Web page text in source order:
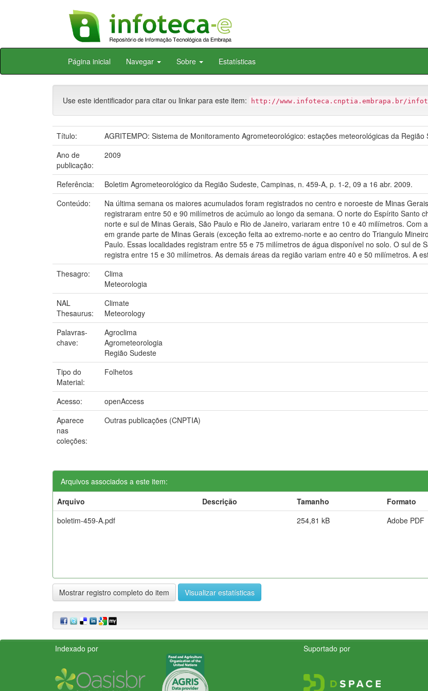
Skip
Página inicial Navegar Sobre Estatísticas
Use este identificador para citar ou linkar para este item: http://www.infoteca.cnptia.embrapa.br/
Título:
AGRITEMPO: Sistema de Monitoramento Agrometeorológico: estações meteorológicas da Região
Ano de
publicação:
2009
Referência:
Boletim Agrometeorológico da Região Sudeste, Campinas, n. 459-A, p. 1-2, 09 a 16 abr. 2009.
Conteúdo:
Na última semana os maiores acumulados foram registrados no centro e noroeste de Minas
registraram entre 50 e 90 milímetros de acúmulo ao longo da semana. O norte do Espírito Santo
norte e sul de Minas Gerais, São Paulo e Rio de Janeiro, variaram entre 10 e 40 milímetros.
em grande parte de Minas Gerais (exceção feita ao extremo-norte e ao centro do Triangulo
Paulo. Essas localidades registram entre 55 e 75 milímetros de água disponível no solo. O sul de
registra entre 15 e 30 milímetros. As demais áreas da região variam entre 40 e 50 milímetros. A
Thesagro:
Clima
Meteorologia
NAL
Thesaurus:
Climate
Meteorology
Palavras-
chave:
Agroclima
Agrometeorologia
Região Sudeste
Tipo do
Material:
Folhetos
Acesso:
openAccess
Aparece
nas
coleções:
Outras publicações (CNPTIA)
Arquivos associados a este item:
Arquivo
Descrição Tamanho
Formato
boletim-459-A.pdf
254,81 kB Adobe PDF
Mostrar registro completo do item Visualizar estatísticas
Indexado por Suportado por